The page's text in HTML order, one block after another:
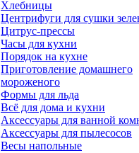
Хлебницы
Центрифуги для сушки
Цитрус-прессы
Часы для кухни
Порядок на кухне
Приготовление домашнего
мороженого
Формы для льда
Всё для дома и кухни
Аксессуары для ванной
Аксессуары для пылесосов
Весы напольные